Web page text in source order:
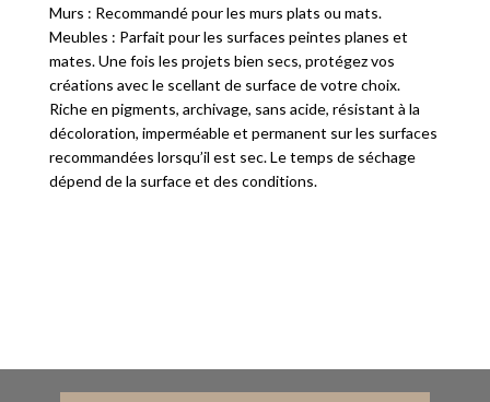
Murs : Recommandé pour les murs plats ou mats.
Meubles : Parfait pour les surfaces peintes planes et
mates. Une fois les projets bien secs, protégez vos
créations avec le scellant de surface de votre choix.
Riche en pigments, archivage, sans acide, résistant à la
décoloration, imperméable et permanent sur les surfaces
recommandées lorsqu’il est sec. Le temps de séchage
dépend de la surface et des conditions.